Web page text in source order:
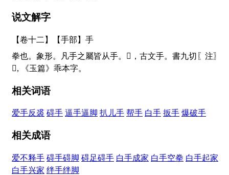
说文解字
【卷十二】【手部】 手
拳也。象形。凡手之屬皆从手。
𠂿 ，古文手。書九切〖注〗
𠦬, 《玉篇》乖本字。
相关词语
爱手反裘 碍手 逼手逼脚 扒儿手 帮手 白手 扳手 爆破手
相关成语
爱不释手 碍手碍脚 碍足碍手 白手成家 白手空拳 白手起家
白手兴家 绊手绊脚